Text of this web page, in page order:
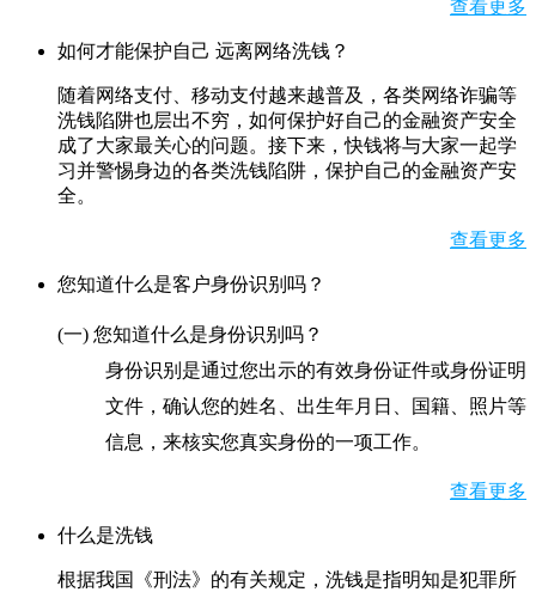
查看更多
如何才能保护自己 远离网络洗钱？
随着网络支付、移动支付越来越普及，各类网络诈骗等
洗钱陷阱也层出不穷，如何保护好自己的金融资产安全
成了大家最关心的问题。接下来，快钱将与大家一起学
习并警惕身边的各类洗钱陷阱，保护自己的金融资产安
全。
查看更多
您知道什么是客户身份识别吗？
(一) 您知道什么是身份识别吗？
身份识别是通过您出示的有效身份证件或身份证明
文件，确认您的姓名、出生年月日、国籍、照片等
信息，来核实您真实身份的一项工作。
查看更多
什么是洗钱
根据我国《刑法》的有关规定，洗钱是指明知是犯罪所